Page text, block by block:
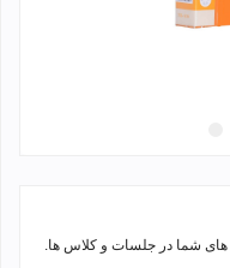
های شما در جلسات و کلاس ها.